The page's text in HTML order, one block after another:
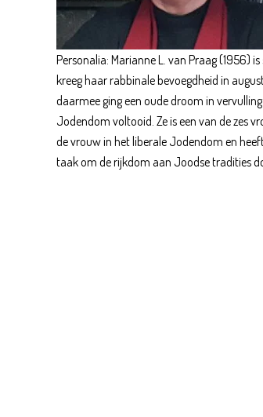
Personalia: Marianne L. van Praag (1956)
kreeg haar rabbinale bevoegdheid in
daarmee ging een oude droom in
Jodendom voltooid. Ze is een van de zes
de vrouw in het liberale Jodendom en
taak om de rijkdom aan Joodse tradities